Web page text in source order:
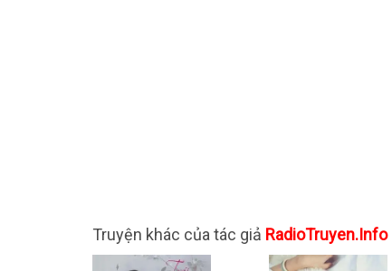
Truyện khác của tác giả RadioTruyen.Info